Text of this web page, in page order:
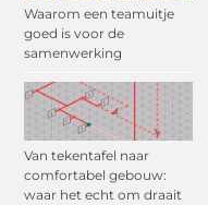
Waarom een teamuitje
goed is voor de
samenwerking
Van tekentafel naar
comfortabel gebouw:
waar het echt om draait